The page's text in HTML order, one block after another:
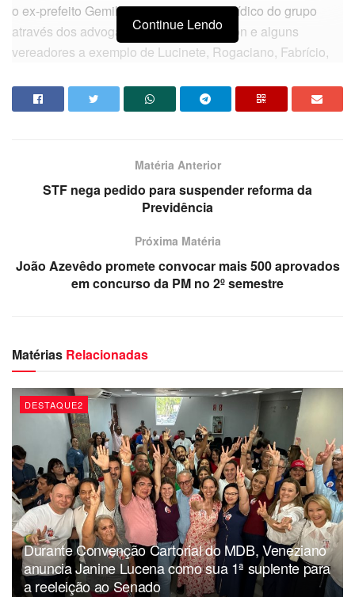
o ex-prefeito Gemilton Souza, o setor jurídico do grupo
através dos advogados Gustavo e Jobson e alguns
vereadores a exemplo de Lucinete, Rogaciano, Fabrício,
“Essa primeira reunião serviu para que a gente ajustasse
por mês para tomar algumas posições sobre a política e o
trabalho da oposição aqui em São Bento” revelou o
Continue Lendo
Matéria Anterior
STF nega pedido para suspender reforma da
Previdência
Próxima Matéria
João Azevêdo promete convocar mais 500 aprovados
em concurso da PM no 2º semestre
Matérias Relacionadas
DESTAQUE2
Durante Convenção Cartorial do MDB, Veneziano
anuncia Janine Lucena como sua 1ª suplente para
a reeleição ao Senado